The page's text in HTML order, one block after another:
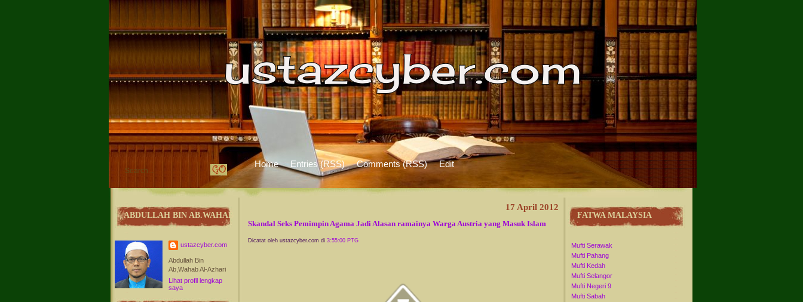
Home Entries (RSS) Comments (RSS) Edit
ABDULLAH BIN AB.WAHAB
ustazcyber.com
Abdullah Bin
Ab,Wahab Al-Azhari
Lihat profil lengkap
saya
17 April 2012
Skandal Seks Pemimpin Agama Jadi Alasan ramainya Warga Austria yang Masuk Islam
Dicatat oleh ustazcyber.com di 3:55:00 PTG
FATWA MALAYSIA
Mufti Serawak
Mufti Pahang
Mufti Kedah
Mufti Selangor
Mufti Negeri 9
Mufti Sabah